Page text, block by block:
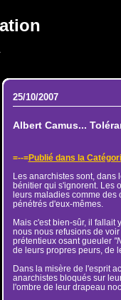
25/10/2007
Albert Camus...
=--=Publié dans la
Les anarchistes sont, dans
bénitier qui s'ignorent. Les
leurs maladies comme des
pénétrés d'eux-mêmes.
Mais c'est bien-sûr, il fallait
nous nous refusions de
prétentieux osant gueuler
de leurs propres peurs, de
Dans la misère de l'esprit
anarchistes bloqués sur
l'ombre de leur drapeau